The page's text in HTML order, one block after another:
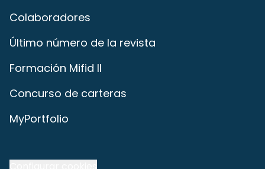
Colaboradores
Último número de la revista
Formación Mifid II
Concurso de carteras
MyPortfolio